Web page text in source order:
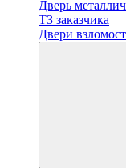
Дверь
ТЗ заказчика
Двери